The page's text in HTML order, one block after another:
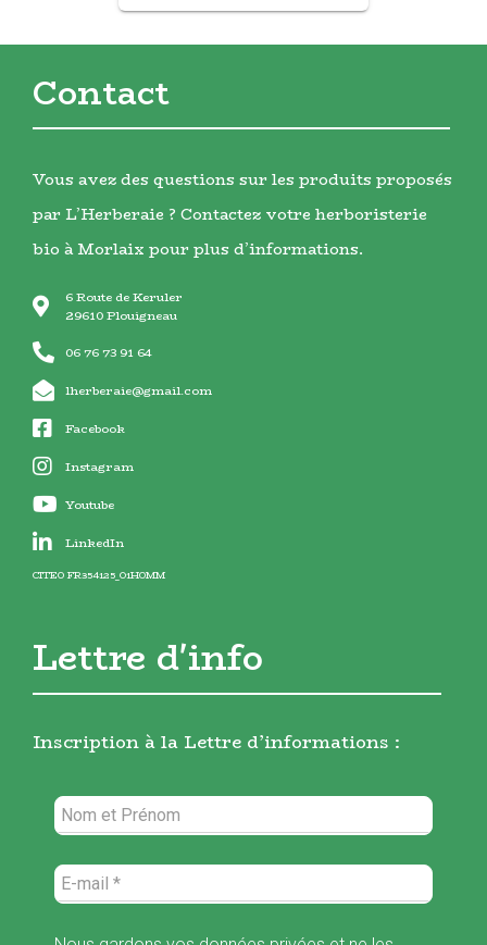
Contact
Vous avez des questions sur les produits proposés
par L’Herberaie ? Contactez votre herboristerie
bio à Morlaix pour plus d’informations.
6 Route de Keruler
29610 Plouigneau
06 76 73 91 64
lherberaie@gmail.com
Facebook
Instagram
Youtube
LinkedIn
CITEO FR354125_01HOMM
Lettre d'info
Inscription à la Lettre d’informations :